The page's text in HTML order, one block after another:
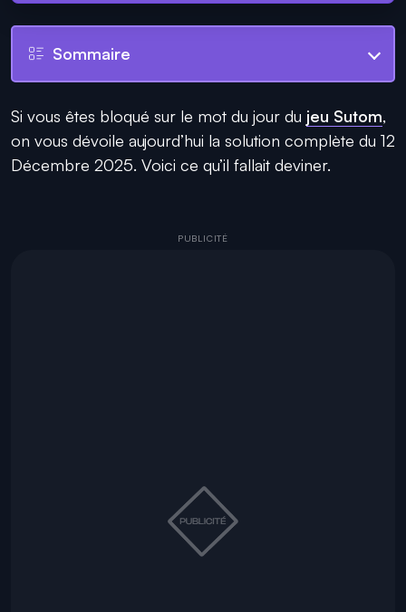
Sommaire
Si vous êtes bloqué sur le mot du jour du jeu Sutom,
on vous dévoile aujourd’hui la solution complète du 12
Décembre 2025. Voici ce qu’il fallait deviner.